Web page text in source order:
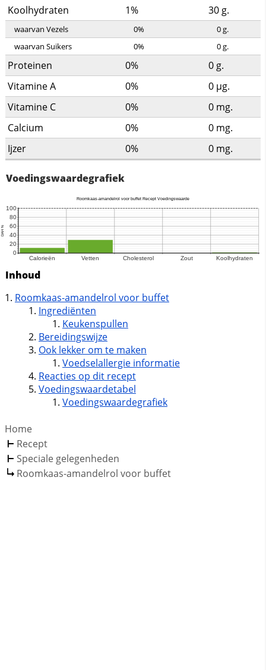
Koolhydraten 1% 30 g.
waarvan Vezels 0% 0g.
waarvan Suikers
0% 0g.
Proteinen 0% 0 g.
Vitamine A
0% 0 µg.
Vitamine C
0% 0 mg.
Calcium
0% 0 mg.
Ijzer
0% 0 mg.
Voedingswaardegrafiek
Inhoud
Roomkaas-amandelrol voor buffet
Ingrediënten
Keukenspullen
Bereidingswijze
Ook lekker om te maken
Voedselallergie informatie
Reacties op dit recept
Voedingswaardetabel
Voedingswaardegrafiek
Home
Recept
Speciale gelegenheden
Roomkaas-amandelrol voor buffet